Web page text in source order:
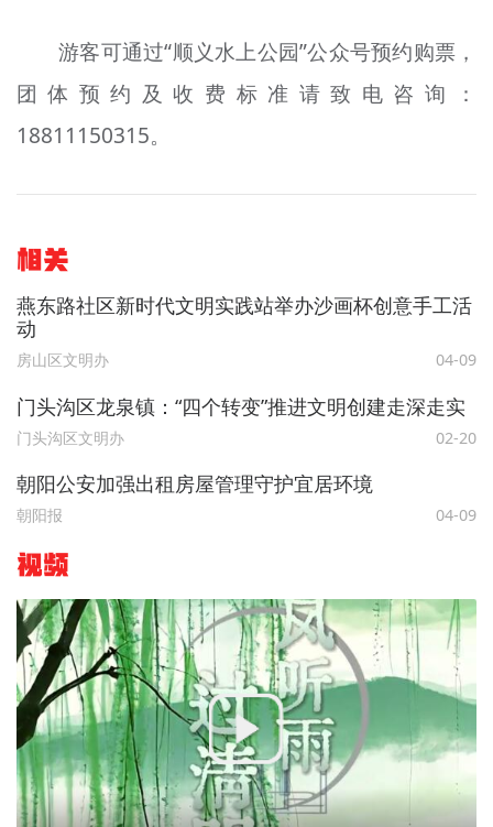
游客可通过“顺义水上公园”公众号预约购票，
团体预约及收费标准请致电咨询：
18811150315。
相关
燕东路社区新时代文明实践站举办沙画杯创意手工活
动
房山区文明办 04-09
门头沟区龙泉镇：“四个转变”推进文明创建走深走实
门头沟区文明办 02-20
朝阳公安加强出租房屋管理守护宜居环境
朝阳报 04-09
视频